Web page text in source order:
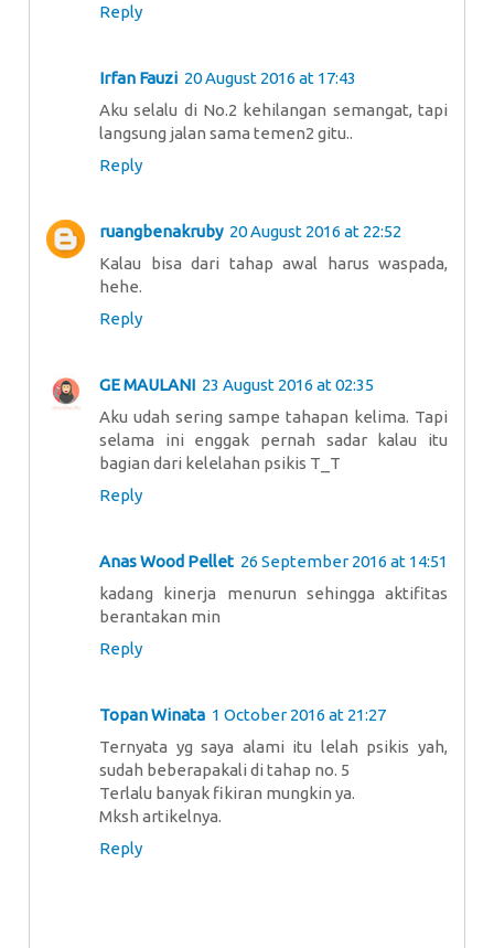
Reply
Irfan Fauzi 20 August 2016 at 17:43
Aku selalu di No.2 kehilangan semangat, tapi
langsung jalan sama temen2 gitu..
Reply
ruangbenakruby 20 August 2016 at 22:52
Kalau bisa dari tahap awal harus waspada,
hehe.
Reply
GE MAULANI 23 August 2016 at 02:35
Aku udah sering sampe tahapan kelima. Tapi
selama ini enggak pernah sadar kalau itu
bagian dari kelelahan psikis T_T
Reply
Anas Wood Pellet 26 September 2016 at 14:51
kadang kinerja menurun sehingga aktifitas
berantakan min
Reply
Topan Winata 1 October 2016 at 21:27
Ternyata yg saya alami itu lelah psikis yah,
sudah beberapakali di tahap no. 5
Terlalu banyak fikiran mungkin ya.
Mksh artikelnya.
Reply